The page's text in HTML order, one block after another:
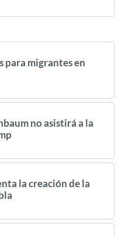
para migrantes en
no asistirá a la
la creación de la